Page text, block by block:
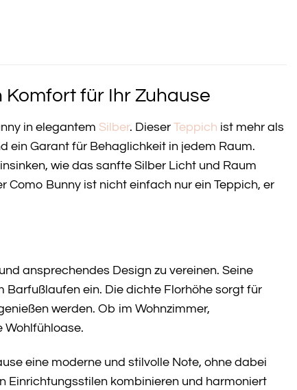
für Ihr Zuhause
in elegantem Silber. Dieser Teppich ist mehr als
ein Garant für Behaglichkeit in jedem Raum.
wie das sanfte Silber Licht und Raum
Bunny ist nicht einfach nur ein Teppich, er
ansprechendes Design zu vereinen. Seine
ein. Die dichte Florhöhe sorgt für
werden. Ob im Wohnzimmer,
Wohlfühloase.
eine moderne und stilvolle Note, ohne dabei
Einrichtungsstilen kombinieren und harmoniert